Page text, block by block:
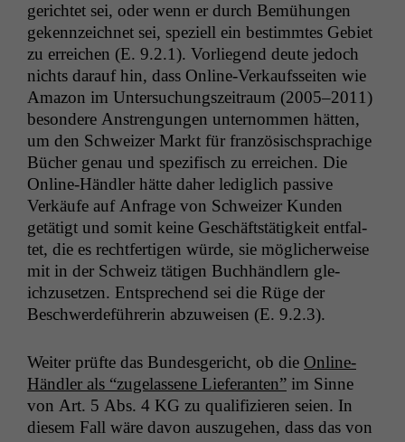
gerichtet sei, oder wenn er durch Bemühun­gen
gekennze­ich­net sei, speziell ein bes­timmtes Gebi­et
zu erre­ichen (E. 9.2.1). Vor­liegend deute jedoch
nichts darauf hin, dass Online-Verkauf­s­seit­en wie
Ama­zon im Unter­suchungszeitraum (2005–2011)
beson­dere Anstren­gun­gen unter­nom­men hät­ten,
um den Schweiz­er Markt für franzö­sis­chsprachige
Büch­er genau und spez­i­fisch zu erre­ichen. Die
Online-Händler hätte daher lediglich pas­sive
Verkäufe auf Anfrage von Schweiz­er Kun­den
getätigt und somit keine Geschäft­stätigkeit ent­fal­
tet, die es recht­fer­ti­gen würde, sie möglicher­weise
mit in der Schweiz täti­gen Buch­händlern gle­
ichzuset­zen. Entsprechend sei die Rüge der
Beschw­erde­führerin abzuweisen (E. 9.2.3).
Weit­er prüfte das Bun­des­gericht, ob die Online-
Händler als “zuge­lassene Liefer­an­ten” im Sinne
von Art. 5 Abs. 4 KG zu qual­i­fizieren seien. In
diesem Fall wäre davon auszuge­hen, dass das von